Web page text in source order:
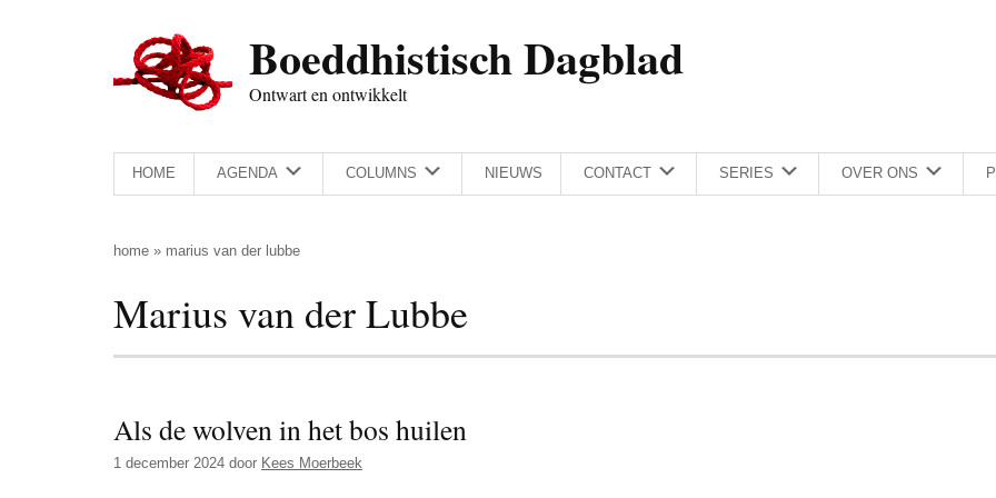
Boeddhistisch Dagblad
Ontwart en ontwikkelt
HOME AGENDA COLUMNS NIEUWS CONTACT SERIES OVER ONS
home » marius van der lubbe
Marius van der Lubbe
Als de wolven in het bos huilen
1 december 2024 door Kees Moerbeek